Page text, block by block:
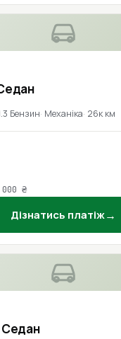
Бензин Механіка 26к км
₴
Дізнатись платіж→
Седан